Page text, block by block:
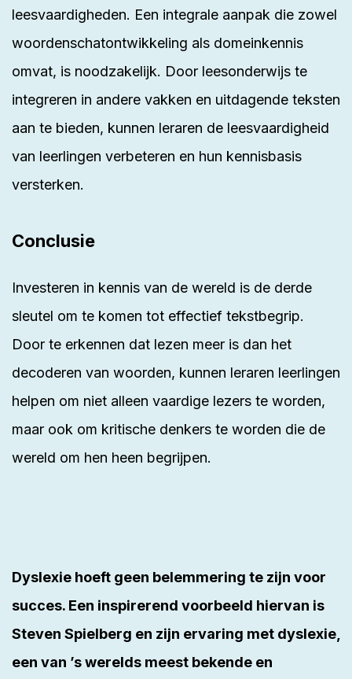
leesvaardigheden. Een integrale aanpak die zowel
woordenschatontwikkeling als domeinkennis
omvat, is noodzakelijk. Door leesonderwijs te
integreren in andere vakken en uitdagende teksten
aan te bieden, kunnen leraren de leesvaardigheid
van leerlingen verbeteren en hun kennisbasis
versterken.
Conclusie
Investeren in kennis van de wereld is de derde
sleutel om te komen tot effectief tekstbegrip.
Door te erkennen dat lezen meer is dan het
decoderen van woorden, kunnen leraren leerlingen
helpen om niet alleen vaardige lezers te worden,
maar ook om kritische denkers te worden die de
wereld om hen heen begrijpen.
Dyslexie hoeft geen belemmering te zijn voor
succes. Een inspirerend voorbeeld hiervan is
Steven Spielberg en zijn ervaring met dyslexie,
een van ’s werelds meest bekende en